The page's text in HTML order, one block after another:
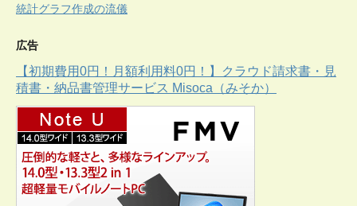
統計グラフ作成の流儀
広告
【初期費用0円！月額利用料0円！】クラウド請求書・見
積書・納品書管理サービス Misoca（みそか）